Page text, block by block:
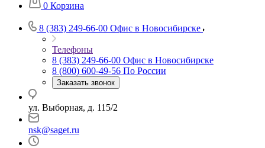
0 Корзина
8 (383) 249-66-00 Офис в Новосибирске
Телефоны
8 (383) 249-66-00 Офис в Новосибирске
8 (800) 600-49-56 По России
Заказать звонок
ул. Выборная, д. 115/2
nsk@saget.ru